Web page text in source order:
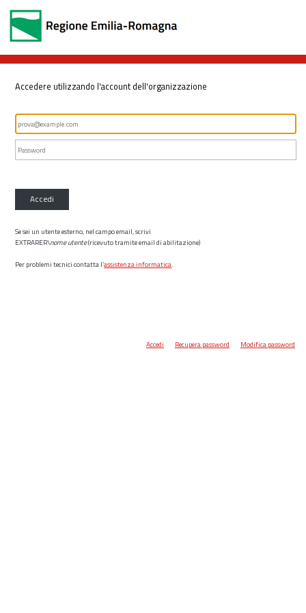
Accedere utilizzando l'account dell'organizzazione
Accedi
Se sei un utente esterno, nel campo email, scrivi
EXTRARER\nome utente(ricevuto tramite email di abilitazione)
Per problemi tecnici contatta l’assistenza informatica.
Accedi Recupera password Modifica password